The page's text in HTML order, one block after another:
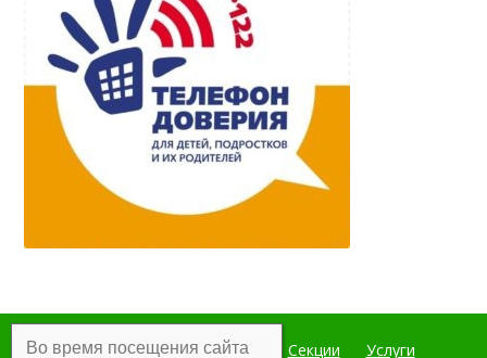
Главная Мероприятия Секции Услуги
Во время посещения сайта